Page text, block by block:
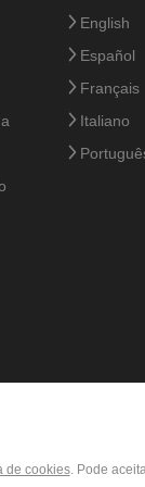
English
Español
Français
Italiano
de cookies. Pode